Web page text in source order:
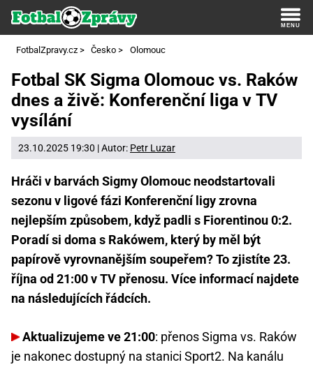
FotbalZpravy.cz > Česko > Olomouc
Fotbal SK Sigma Olomouc vs. Raków
dnes a živě: Konferenční liga v TV
vysílání
23.10.2025 19:30 | Autor: Petr Luzar
Hráči v barvách Sigmy Olomouc neodstartovali
sezonu v ligové fázi Konferenční ligy zrovna
nejlepším způsobem, když padli s Fiorentinou 0:2.
Poradí si doma s Rakówem, který by měl být
papírově vyrovnanějším soupeřem? To zjistíte 23.
října od 21:00 v TV přenosu. Více informací najdete
na následujících řádcích.
Aktualizujeme ve 21:00: přenos Sigma vs. Raków
je nakonec dostupný na stanici Sport2. Na kanálu